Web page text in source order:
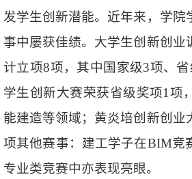
发学生创新潜能。近年来，学院
事中屡获佳绩。大学生创新创业
计立项8项，其中国家级3项、
学生创新大赛荣获省级奖项1项
能建造等领域；黄炎培创新创业
项其他赛事：建工学子在BIM竞
专业类竞赛中亦表现亮眼。